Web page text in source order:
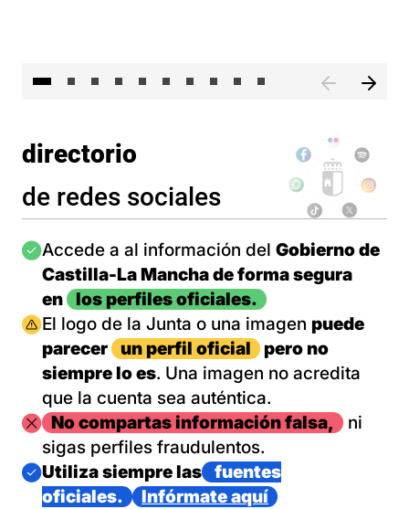
directorio
de redes sociales
Imagen
Accede a al información del Gobierno de
Castilla-La Mancha de forma segura
en
los perfiles oficiales.
Imagen
El logo de la Junta o una imagen puede
parecer
un perfil oficial
pero no
siempre lo es. Una imagen no acredita
que la cuenta sea auténtica.
ImagenNo compartas información falsa,
ni
sigas perfiles fraudulentos.
Imagen
Utiliza siempre las
fuentes
oficiales.
Infórmate aquí